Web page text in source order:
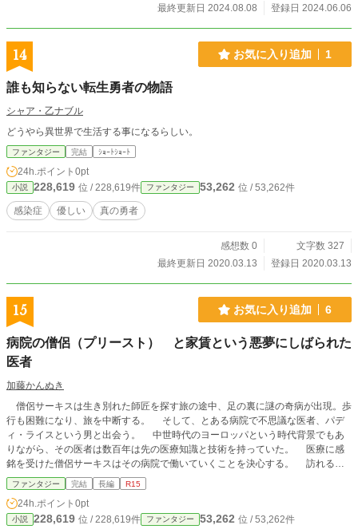
最終更新日 2024.08.08
登録日 2024.06.06
14 お気に入り追加 1
誰も知らない転生勇者の物語
シャア・乙ナブル
どうやら異世界で生活する事になるらしい。
ファンタジー 完結 ｼｮｰﾄｼｮｰﾄ
24h.ポイント 0pt
小説 228,619 位 / 228,619件 ファンタジー 53,262 位 / 53,262件
感染症 優しい 真の勇者
感想数 0
文字数 327
最終更新日 2020.03.13
登録日 2020.03.13
15 お気に入り追加 6
病院の僧侶（プリースト） と家賃という悪夢にしばられた
医者
加藤かんぬき
僧侶サーキスは生き別れた師匠を探す旅の途中、足の裏に謎の奇病が出現。歩
行も困難になり、旅を中断する。 そして、とある病院で不思議な医者、パデ
ィ・ライスという男と出会う。 中世時代のヨーロッパという時代背景でもあ
りながら、その医者は数百年は先の医療知識と技術を持っていた。 医療に感
銘を受けた僧侶サーキスはその病院で働いていくことを決心する。 訪れる患
者もさまざま。 まぶたが伸びきって目が開かない魔女。 痔で何ものにもま
たがることもできなくなったドラゴン乗りの戦士。 声帯ポリープで声が出せ
なくなった賢者。 脳腫瘍で記憶をなくした勇者。 果たしてそのような患者
達を救うことができるのか。 間接的に世界の命運は僧侶のサーキスと医者パ
ファンタジー 完結 長編 R15
24h.ポイント 0pt
小説 228,619 位 / 228,619件 ファンタジー 53,262 位 / 53,262件